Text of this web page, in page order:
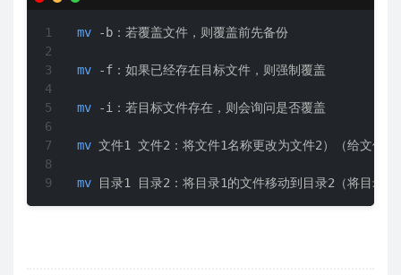
mv -b：若覆盖文件，则覆盖前先备份
mv -f：如果已经存在目标文件，则强制覆盖
mv -i：若目标文件存在，则会询问是否覆盖
mv 文件1 文件2：将文件1名称更改为文件2）（给文件
mv 目录1 目录2：将目录1的文件移动到目录2（将目录1